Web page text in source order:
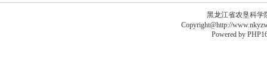
黑龙江省农垦科学
Copyright@http://
Powered by